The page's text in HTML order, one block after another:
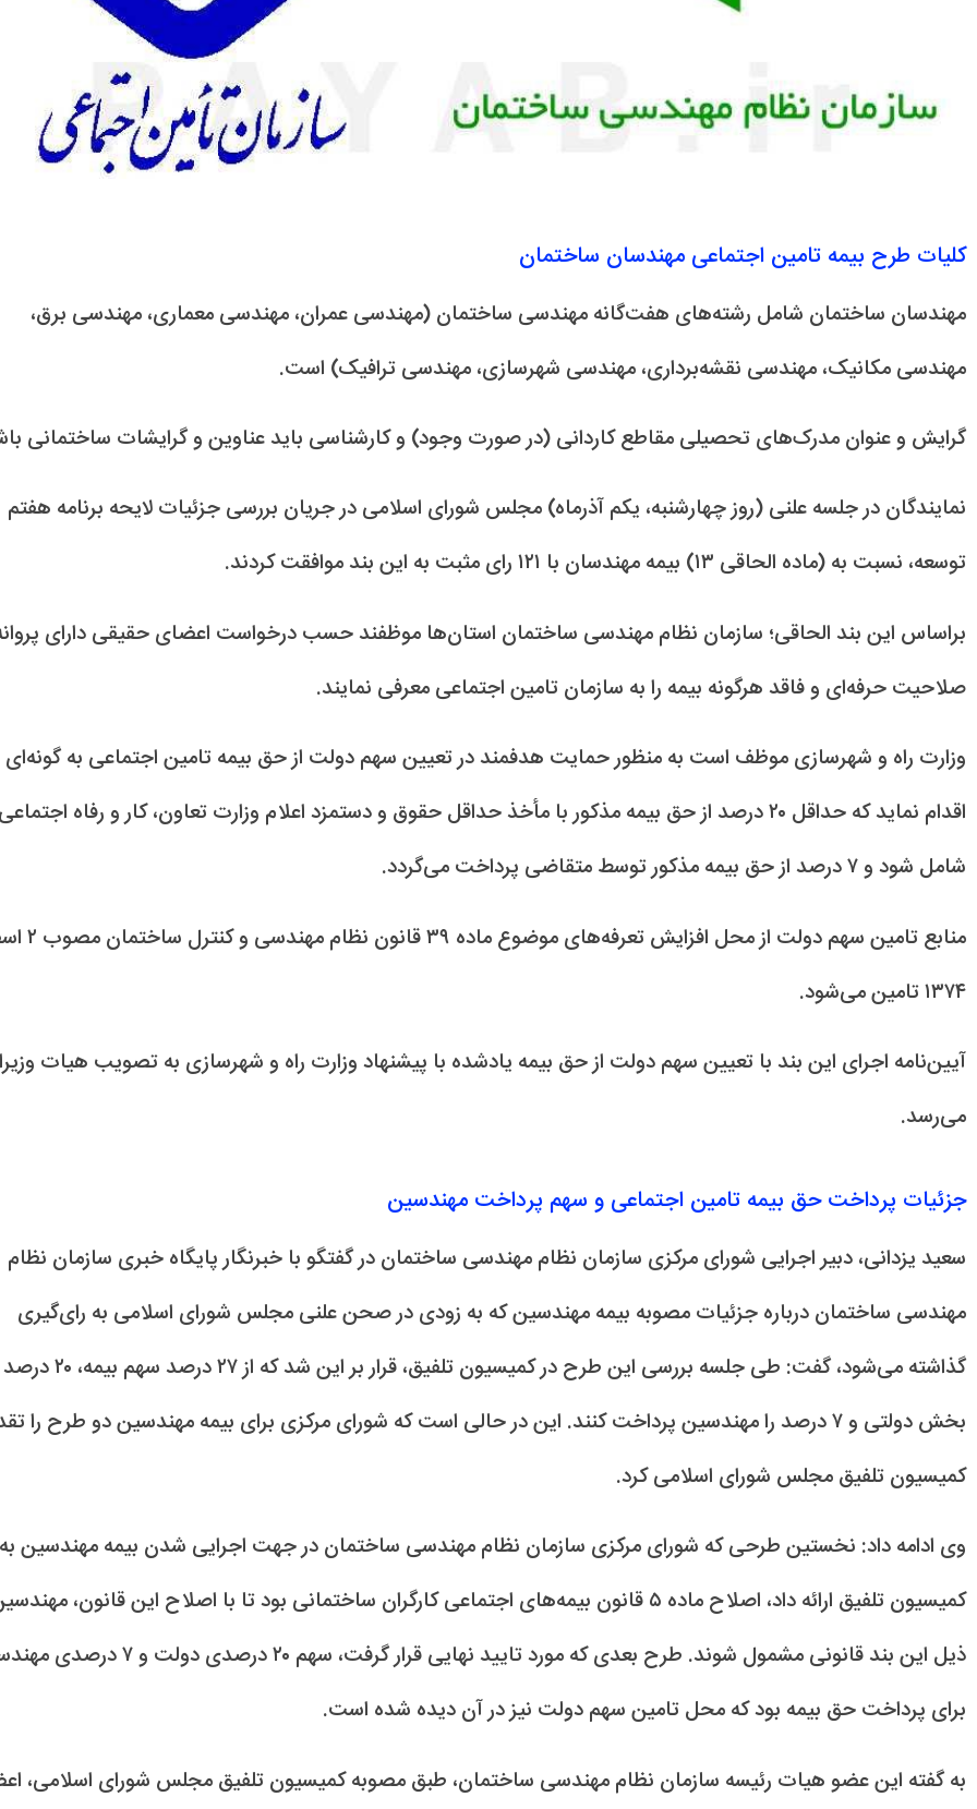
کلیات طرح بیمه تامین اجتماعی مهندسان ساختمان
مهندسان ساختمان شامل رشته‌های هفت‌گانه مهندسی ساختمان (مهندسی عمران، مهندسی معماری، مهندسی برق،
مهندسی مکانیک، مهندسی نقشه‌برداری، مهندسی شهرسازی، مهندسی ترافیک) است.
گرایش و عنوان مدرک‌های تحصیلی مقاطع کاردانی (در صورت وجود) و کارشناسی باید عناوین و گرایشات ساختمانی
نمایندگان در جلسه علنی (روز چهارشنبه، یکم آذرماه) مجلس شورای اسلامی در جریان بررسی جزئیات لایحه برنامه هفتم
توسعه، نسبت به (ماده الحاقی ۱۳) بیمه مهندسان با ۱۲۱ رای مثبت به این بند موافقت کردند.
براساس این بند الحاقی؛ سازمان نظام مهندسی ساختمان استان‌ها موظفند حسب درخواست اعضای حقیقی دارای
صلاحیت حرفه‌ای و فاقد هرگونه بیمه را به سازمان تامین اجتماعی معرفی نمایند.
وزارت راه و شهرسازی موظف است به منظور حمایت هدفمند در تعیین سهم دولت از حق بیمه تامین اجتماعی به گونه‌ای
اقدام نماید که حداقل ۲۰ درصد از حق بیمه مذکور با مأخذ حداقل حقوق و دستمزد اعلام وزارت تعاون، کار و رفاه
شامل شود و ۷ درصد از حق بیمه مذکور توسط متقاضی پرداخت می‌گردد.
منابع تامین سهم دولت از محل
۱۳۷۴ تامین می‌شود.
آیین‌نامه اجرای این بند با تعیین سهم دولت از حق بیمه یادشده با پیشنهاد وزارت راه و شهرسازی به تصویب هیات
می‌رسد.
جزئیات پرداخت حق بیمه تامین اجتماعی و سهم پرداخت مهندسین
سعید یزدانی، دبیر اجرایی شورای مرکزی سازمان نظام مهندسی ساختمان در گفتگو با خبرنگار پایگاه خبری سازمان نظام
مهندسی ساختمان درباره جزئیات مصوبه بیمه مهندسین که به زودی در صحن علنی مجلس شورای اسلامی به رای‌گیری
گذاشته می‌شود، گفت: طی جلسه بررسی این طرح در کمیسیون تلفیق، قرار بر این شد
بخش دولتی و ۷ درصد را مهندسین پرداخت کنند. این در حالی است که شورای مرکزی برای بیمه مهندسین دو طرح را
کمیسیون تلفیق مجلس شورای اسلامی کرد.
وی ادامه داد: نخستین طرحی که شورای مرکزی سازمان نظام مهندسی ساختمان در جهت اجرایی شدن بیمه مهندسین به
کمیسیون تلفیق ارائه داد، اصلاح ماده ۵ قانون بیمه‌های اجتماعی کارگران ساختمانی بود تا با اصلاح این قانون،
ذیل این بند قانونی مشمول شوند. طرح بعدی که مورد تایید نهایی قرار گرفت، سهم ۲۰
برای پرداخت حق بیمه بود که محل تامین سهم دولت نیز در آن دیده شده است.
به گفته این عضو هیات رئیسه سازمان نظام مهندسی ساختمان، طبق مصوبه کمیسیون تلفیق مجلس شورای اسلامی،